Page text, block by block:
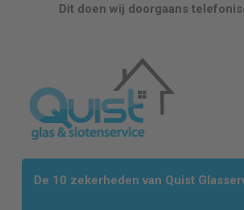
Dit doen wij doorgaans
De 10 zekerheden van Quist